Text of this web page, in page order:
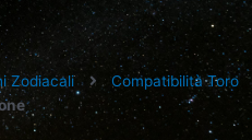
Zodiacali
Compatibilità Toro